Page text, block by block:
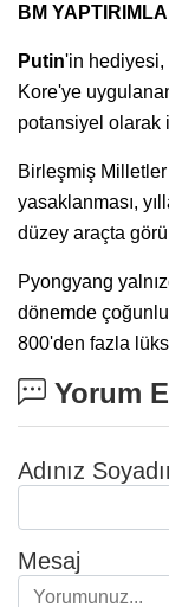
BM
Putin'in hediyesi,
Kore'ye
potansiyel olarak
Birleşmiş Milletler
yasaklanması,
düzey araçta
Pyongyang
dönemde
800'den fazla
Yorum
Adınız
Mesaj